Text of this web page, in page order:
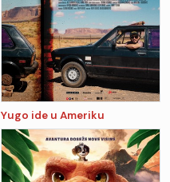
Yugo ide u Ameriku